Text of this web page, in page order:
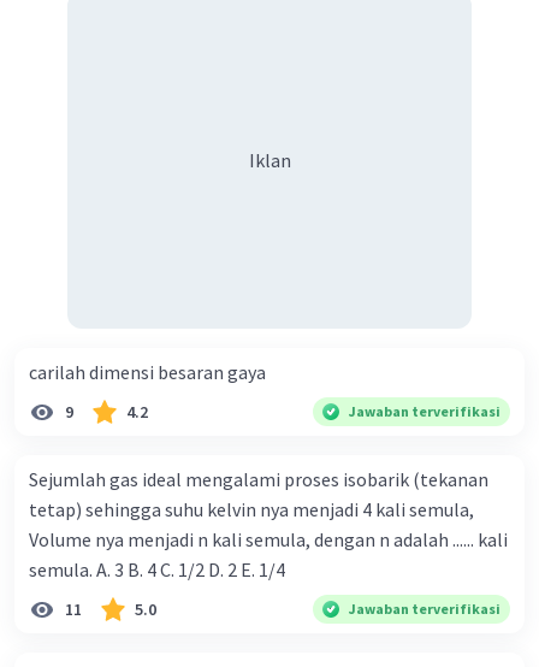
Iklan
carilah dimensi besaran gaya
9 4.2 Jawaban terverifikasi
Sejumlah gas ideal mengalami proses isobarik (tekanan
tetap) sehingga suhu kelvin nya menjadi 4 kali semula,
Volume nya menjadi n kali semula, dengan n adalah ...... kali
semula. A. 3 B. 4 C. 1/2 D. 2 E. 1/4
11 5.0 Jawaban terverifikasi